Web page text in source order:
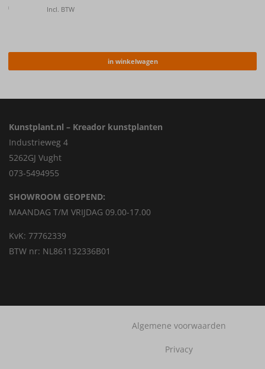
€ Incl. BTW
in winkelwagen
Kunstplant.nl – Kreador kunstplanten
Industrieweg 4
5262GJ Vught
073-5494955
SHOWROOM GEOPEND:
MAANDAG T/M VRIJDAG 09.00-17.00
KvK: 77762339
BTW nr: NL861132336B01
Algemene voorwaarden
Privacy